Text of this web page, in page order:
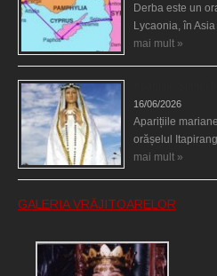
Derba este un
Lycaonia, în
mai mult »
16/06/2026
Aparițiile
orășelul
mai mult »
GALERIA VRĂJITOARELOR